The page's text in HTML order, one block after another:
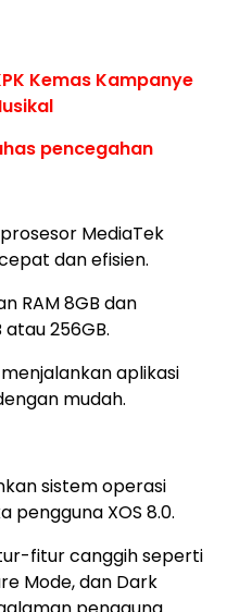
Kemas Kampanye
pencegahan
MediaTek
dan efisien.
RAM 8GB dan
256GB.
aplikasi
mudah.
sistem operasi
pengguna XOS 8.0.
fitur canggih seperti
Mode, dan Dark